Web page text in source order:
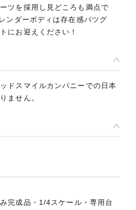
ツを採用し見どころも満点で
ンダーボディは存在感バツグ
にお迎えください！
ドスマイルカンパニーでの日本
ません。
完成品・1/4スケール・専用台